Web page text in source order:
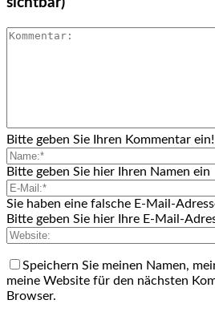
Bitte geben Sie Ihren Kommentar ein!
Bitte geben Sie hier Ihren Namen ein
Sie haben eine falsche E-Mail-
Bitte geben Sie hier Ihre E-Mail-
Speichern Sie meinen Namen,
meine Website für den nächsten
Browser.